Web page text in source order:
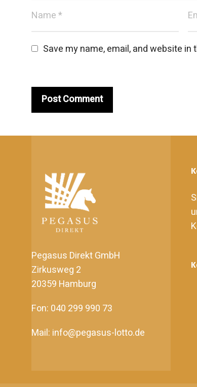
Save my name, email, and website
Pegasus Direkt GmbH
Zirkusweg 2
20359 Hamburg
Fon: 040 299 990 73
Mail: info@pegasus-lotto.de